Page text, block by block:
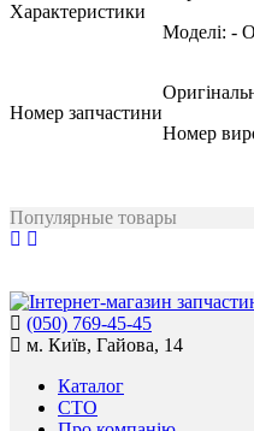
Характеристики
Моделі: -
Номер запчастини
Номер
Популярные товары
(050) 769-45-45
м. Київ, Гайова, 14
Каталог
СТО